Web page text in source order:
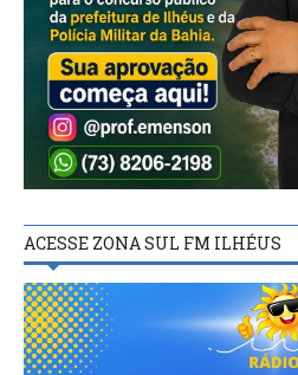
ACESSE ZONA SUL FM ILHÉUS